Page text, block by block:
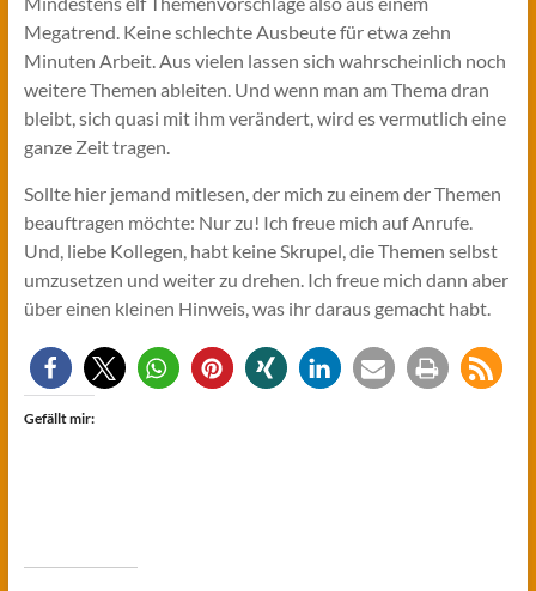
Megatrend. Keine schlechte Ausbeute für etwa zehn
Minuten Arbeit. Aus vielen lassen sich wahrscheinlich noch
weitere Themen ableiten. Und wenn man am Thema dran
bleibt, sich quasi mit ihm verändert, wird es vermutlich eine
ganze Zeit tragen.
Sollte hier jemand mitlesen, der mich zu einem der Themen
beauftragen möchte: Nur zu! Ich freue mich auf Anrufe.
Und, liebe Kollegen, habt keine Skrupel, die Themen selbst
umzusetzen und weiter zu drehen. Ich freue mich dann aber
über einen kleinen Hinweis, was ihr daraus gemacht habt.
Gefällt mir: